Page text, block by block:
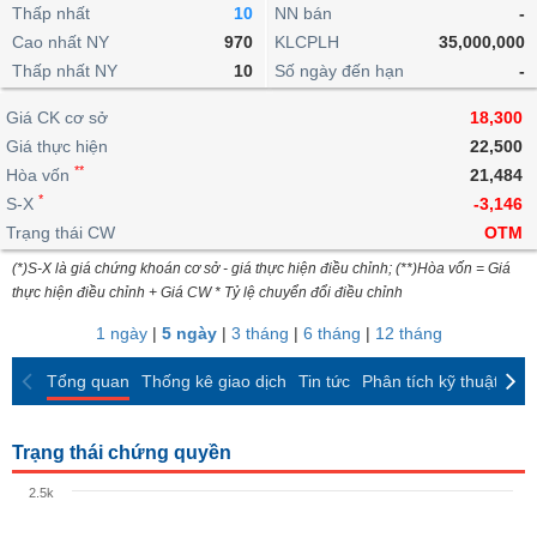
lỗ
dịch
nội
Niên
giám
Tài
liệu
cổ
Định
giá
ngoài
doanh
Top
cổ
phiếu
ngành
giao
dịch
dịch
Chứng
quyền
quan
Thống
giao
dịch
Thống
giao
dịch
Tin
tức
Phân
tích
kỹ
thuật
trực
tuyến
Bộ
lọc
cổ
So
sánh
Báo
cáo
Vĩ
mô
lai
Chứng
quyền
Trái
phiếu
IR
Awards
tạo
Dịch
vụ
Thấp nhất
10
Cao nhất NY
970
Thấp nhất NY
10
NN bán
-
KLCPLH
35,000,000
Số ngày đến hạn
-
Giá CK cơ sở
18,300
Giá thực hiện
22,500
Hòa vốn **
21,484
S-X *
-3,146
Trạng thái CW
OTM
(*)S-X là giá chứng khoán cơ sở - giá thực hiện điều chỉnh; (**)Hòa vốn = Giá
thực hiện điều chỉnh + Giá CW * Tỷ lệ chuyển đổi điều chỉnh
1 ngày| 5 ngày| 3 tháng | 6 tháng | 12 tháng
Tổng quan Thống kê giao dịch Tin tức Phân tích kỹ thuật
Trạng thái chứng quyền
2.5k
BẤT
ĐỘNG
SẢN
TÀI
CHÍNH
HÀNG
KINH